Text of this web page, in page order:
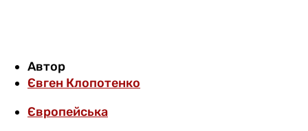
Автор
Євген Клопотенко
Європейська